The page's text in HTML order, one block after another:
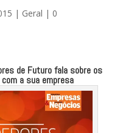
| Geral | 0
de Futuro fala sobre os
a sua empresa